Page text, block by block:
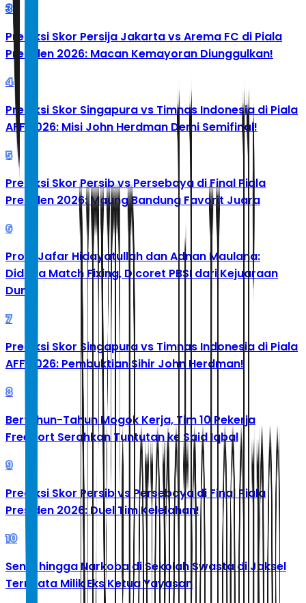
3
Prediksi Skor Persija Jakarta vs Arema FC di Piala
Presiden 2026: Macan Kemayoran Diunggulkan!
4
Prediksi Skor Singapura vs Timnas Indonesia di Piala
AFF 2026: Misi John Herdman Demi Semifinal!
5
Prediksi Skor Persib vs Persebaya di Final Piala
Presiden 2026: Maung Bandung Favorit Juara
6
Profil Jafar Hidayatullah dan Adnan Maulana:
Diduga Match Fixing, Dicoret PBSI dari Kejuaraan
Dunia
7
Prediksi Skor Singapura vs Timnas Indonesia di Piala
AFF 2026: Pembuktian Sihir John Herdman!
8
Bertahun-Tahun Mogok Kerja, Tim 10 Pekerja
Freeport Serahkan Tuntutan ke Said Iqbal
9
Prediksi Skor Persib vs Persebaya di Final Piala
Presiden 2026: Duel Tim Kelelahan!
10
Senpi hingga Narkoba di Sekolah Swasta di Jaksel
Ternyata Milik Eks Ketua Yayasan